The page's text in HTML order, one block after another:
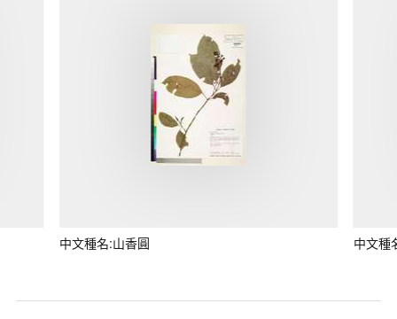
中文種名:山香圓 中文種